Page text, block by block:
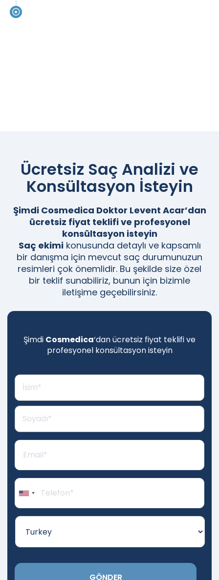
Ücretsiz Saç Analizi ve
Konsültasyon İsteyin
Şimdi Cosmedica Doktor Levent Acar’dan
ücretsiz fiyat teklifi ve profesyonel
konsültasyon isteyin
Saç ekimikonusunda detaylı ve kapsamlı
bir danışma için mevcut saç durumunuzun
resimleri çok önemlidir. Bu şekilde size özel
bir teklif sunabiliriz, bunun için bizimle
iletişime geçebilirsiniz.
Şimdi Cosmedica‘dan ücretsiz fiyat teklifi ve
profesyonel konsültasyon isteyin